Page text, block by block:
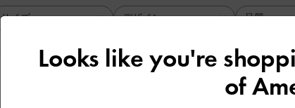
サイズ デザイン 品質
見た目より柔らかく軽い。
Looks like you're
of